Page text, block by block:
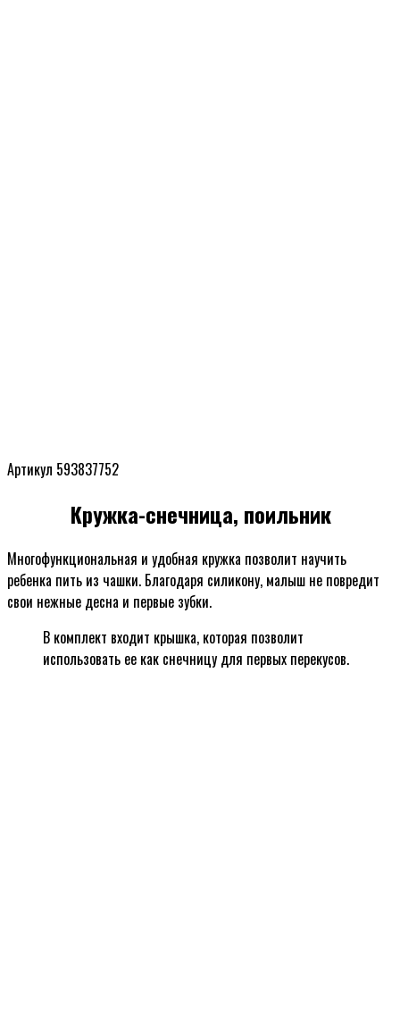
Артикул 593837752
Кружка-снечница, поильник
Многофункциональная и удобная кружка позволит научить
ребенка пить из чашки. Благодаря силикону, малыш не повредит
свои нежные десна и первые зубки.
В комплект входит крышка, которая позволит
использовать ее как снечницу для первых перекусов.